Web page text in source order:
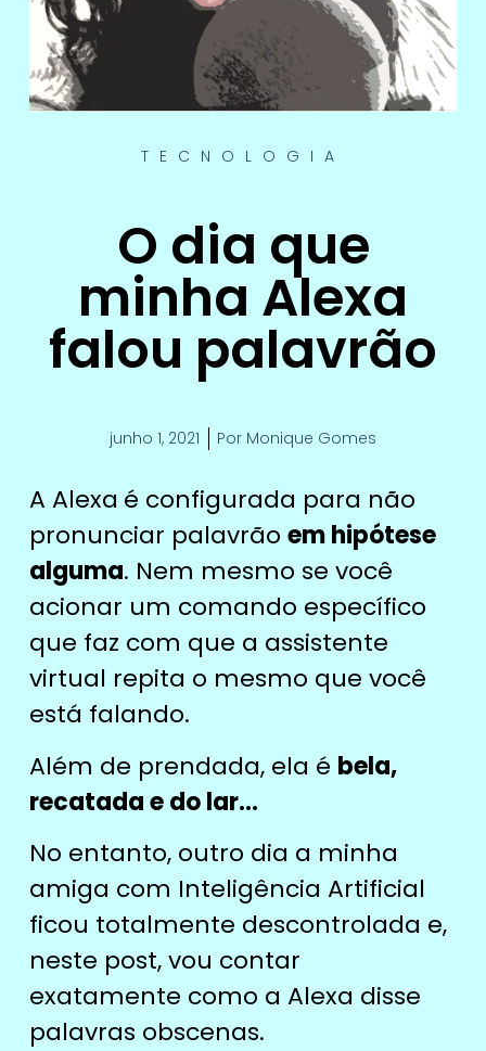
TECNOLOGIA
O dia que
minha Alexa
falou palavrão
junho 1, 2021 Por Monique Gomes
A Alexa é configurada para não
pronunciar palavrão em hipótese
alguma. Nem mesmo se você
acionar um comando específico
que faz com que a assistente
virtual repita o mesmo que você
está falando.
Além de prendada, ela é bela,
recatada e do lar…
No entanto, outro dia a minha
amiga com Inteligência Artificial
ficou totalmente descontrolada e,
neste post, vou contar
exatamente como a Alexa disse
palavras obscenas.